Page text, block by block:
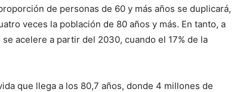
de personas de 60 y más años se duplicará,
veces la población de 80 años y más. En tanto, a
acelere a partir del 2030, cuando el 17% de la
que llega a los 80,7 años, donde 4 millones de